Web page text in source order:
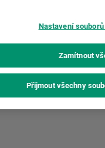
Porovnej
Nastavení
Zamítnout
Přijmout všechny